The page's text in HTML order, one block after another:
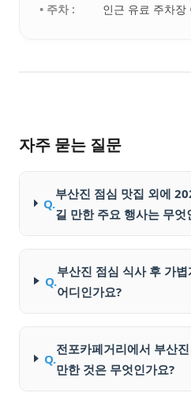
• 주차 :
인근 유료 주차장
자주 묻는 질문
Q.
부산진 점심 맛집 외에
길 만한 주요 행사는 무엇
Q.
부산진 점심 식사 후 가
어디인가요?
Q.
전포카페거리에서 부산
만한 것은 무엇인가요?